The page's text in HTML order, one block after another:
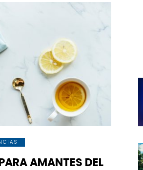
AMANTES DEL